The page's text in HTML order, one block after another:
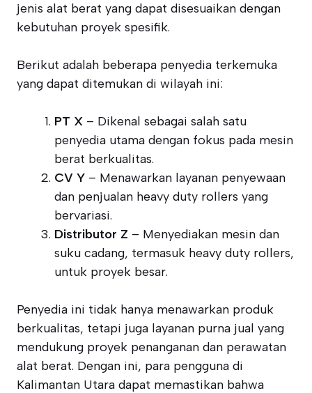
jenis alat berat yang dapat disesuaikan dengan
kebutuhan proyek spesifik.
Berikut adalah beberapa penyedia terkemuka
yang dapat ditemukan di wilayah ini:
PT X – Dikenal sebagai salah satu
penyedia utama dengan fokus pada mesin
berat berkualitas.
CV Y – Menawarkan layanan penyewaan
dan penjualan heavy duty rollers yang
bervariasi.
Distributor Z – Menyediakan mesin dan
suku cadang, termasuk heavy duty rollers,
untuk proyek besar.
Penyedia ini tidak hanya menawarkan produk
berkualitas, tetapi juga layanan purna jual yang
mendukung proyek penanganan dan perawatan
alat berat. Dengan ini, para pengguna di
Kalimantan Utara dapat memastikan bahwa